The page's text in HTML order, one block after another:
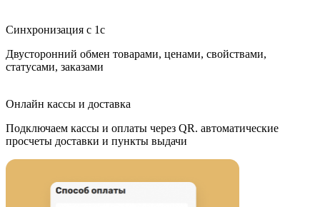
Синхронизация с 1с
Двусторонний обмен товарами, ценами, свойствами,
статусами, заказами
Онлайн кассы и доставка
Подключаем кассы и оплаты через QR. автоматические
просчеты доставки и пункты выдачи